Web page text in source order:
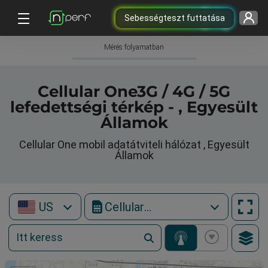
Sebességteszt futtatása
Mérés folyamatban
Cellular One3G / 4G / 5G
lefedettségi térkép - , Egyesült
Államok
Cellular One mobil adatátviteli hálózat , Egyesült
Államok
US Cellular One